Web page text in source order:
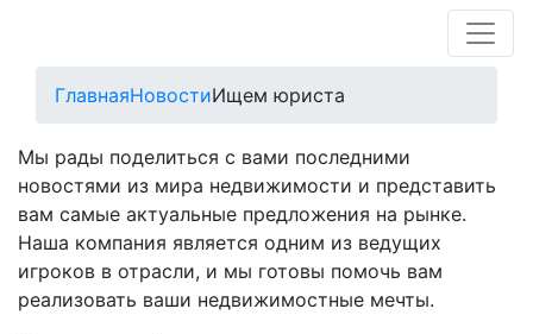
ГлавнаяНовостиИщем юриста
Мы рады поделиться с вами последними
новостями из мира недвижимости и представить
вам самые актуальные предложения на рынке.
Наша компания является одним из ведущих
игроков в отрасли, и мы готовы помочь вам
реализовать ваши недвижимостные мечты.